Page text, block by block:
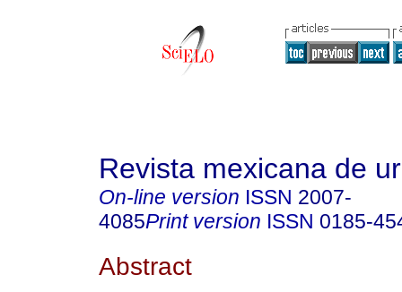
Revista mexicana de
On-line version ISSN 2007-
4085Print version ISSN 0185-
Abstract